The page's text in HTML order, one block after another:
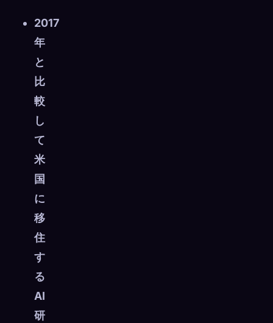
2017
年
と
比
較
し
て
米
国
に
移
住
す
る
AI
研
🧬
収集済み:
☁️
発見済み
0